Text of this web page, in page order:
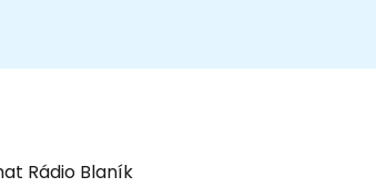
Rádio Blaník